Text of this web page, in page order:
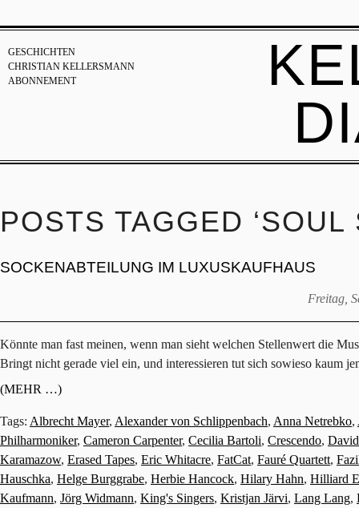
GESCHICHTEN
CHRISTIAN KELLERSMANN
ABONNEMENT
POSTS TAGGED ‘SOUL
SOCKENABTEILUNG IM LUXUSKAUFHAUS
Freitag,
Könnte man fast meinen, wenn man sieht welchen Stellenwert die
Bringt nicht gerade viel ein, und interessieren tut sich sowieso kaum
(MEHR …)
Tags: Albrecht Mayer, Alexander von Schlippenbach, Anna Netrebko,
Philharmoniker, Cameron Carpenter, Cecilia Bartoli, Crescendo,
Karamazow, Erased Tapes, Eric Whitacre, FatCat, Fauré Quartett,
Hauschka, Helge Burggrabe, Herbie Hancock, Hilary Hahn, Hilliard
Kaufmann, Jörg Widmann, King's Singers, Kristjan Järvi, Lang Lang,